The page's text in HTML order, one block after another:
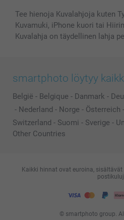
Tee hienoja Kuvalahjoja kuten
Kuvamuki, iPhone kuori tai
Kuvalahja on täydellinen lahja
smartphoto löytyy
België - Belgique - Danmark -
- Nederland - Norge - Österreich -
Switzerland - Suomi - Sverige -
Other Countries
© smartphoto group.
Kaikki hinnat ovat euroina,